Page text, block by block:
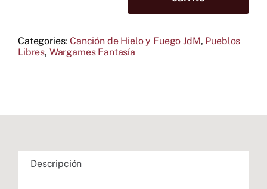
Categories:Canción de Hielo y Fuego JdM, Pueblos
Libres, Wargames Fantasía
Descripción